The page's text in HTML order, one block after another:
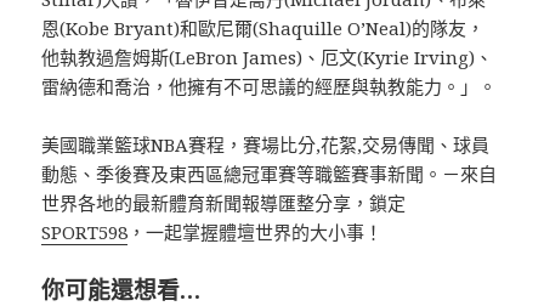
恩(Kobe Bryant)和歐尼爾(Shaquille O’Neal)的隊友，
他執教過詹姆斯(LeBron James)、厄文(Kyrie Irving)、
雷納德和喬治，他擁有不可思議的經歷與執教能力。」。
美國職業籃球NBA賽程，賽場比分,花絮,交易傳聞、球員
動態、季後賽及東西區總冠軍賽等職籃賽事新聞。－來自
世界各地的最新體育新聞報導匯整分享，鎖定
SPORT598 ，一起掌握體壇世界的大小事！
你可能還想看…